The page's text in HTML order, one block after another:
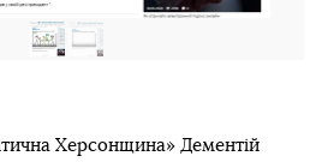
Херсонщина» Дементій